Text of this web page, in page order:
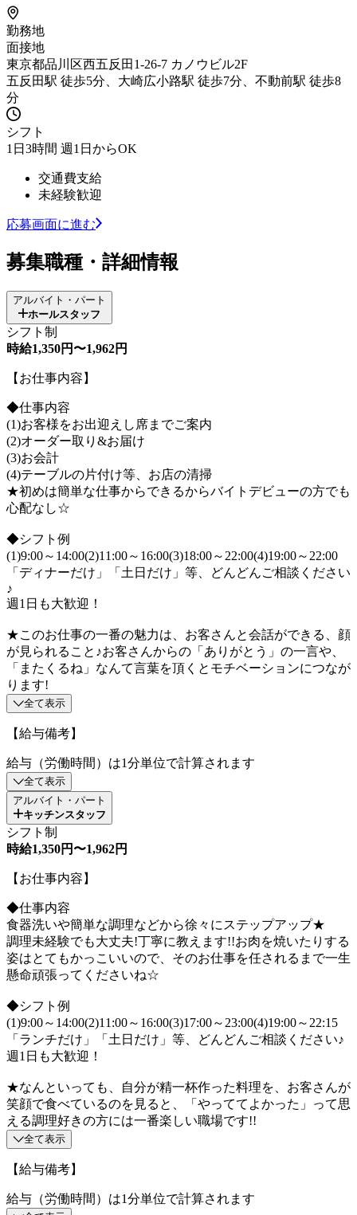
勤務地
面接地
東京都品川区西五反田1-26-7 カノウビル2F
五反田駅 徒歩5分、大崎広小路駅 徒歩7分、不動前駅 徒歩8
分
シフト
1日3時間 週1日からOK
交通費支給
未経験歓迎
応募画面に進む
募集職種・詳細情報
アルバイト・パート
ホールスタッフ
シフト制
時給1,350円〜1,962円
【お仕事内容】
◆仕事内容
(1)お客様をお出迎えし席までご案内
(2)オーダー取り&お届け
(3)お会計
(4)テーブルの片付け等、お店の清掃
★初めは簡単な仕事からできるからバイトデビューの方でも
心配なし☆
◆シフト例
(1)9:00～14:00(2)11:00～16:00(3)18:00～22:00(4)19:00～22:00
「ディナーだけ」「土日だけ」等、どんどんご相談ください
♪
週1日も大歓迎！
★このお仕事の一番の魅力は、お客さんと会話ができる、顔
が見られること♪お客さんからの「ありがとう」の一言や、
「またくるね」なんて言葉を頂くとモチベーションにつなが
ります!
全て表示
【給与備考】
給与（労働時間）は1分単位で計算されます
全て表示
アルバイト・パート
キッチンスタッフ
シフト制
時給1,350円〜1,962円
【お仕事内容】
◆仕事内容
食器洗いや簡単な調理などから徐々にステップアップ★
調理未経験でも大丈夫!丁寧に教えます!!お肉を焼いたりする
姿はとてもかっこいいので、そのお仕事を任されるまで一生
懸命頑張ってくださいね☆
◆シフト例
(1)9:00～14:00(2)11:00～16:00(3)17:00～23:00(4)19:00～22:15
「ランチだけ」「土日だけ」等、どんどんご相談ください♪
週1日も大歓迎！
★なんといっても、自分が精一杯作った料理を、お客さんが
笑顔で食べているのを見ると、「やっててよかった」って思
える調理好きの方には一番楽しい職場です!!
全て表示
【給与備考】
給与（労働時間）は1分単位で計算されます